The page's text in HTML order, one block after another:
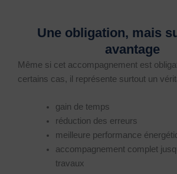
Une obligation, mais
avantage
Même si cet accompagnement est
certains cas, il représente surtout un
gain de temps
réduction des erreurs
meilleure performance
accompagnement complet
travaux